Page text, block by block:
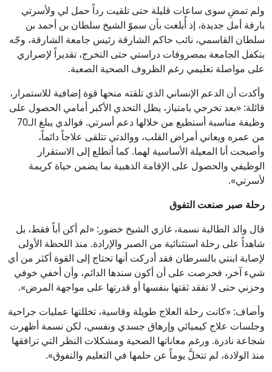
ولم تمضِ سوى ساعات قليلة حتى تلقيت رداً حمل لي ولأسرتي
بارقة أمل جديدة، إذ أُبلغت بأن سموّ الشيخ سلطان بن أحمد بن
سلطان القاسمي، نائب حاكم الشارقة رئيس جامعة الشارقة، وجّه
بتكفل الجامعة بمصروفات دراستي حتى التخرج، تقديراً لإصراري
على مواصلة تعليمي رغم الظروف الصحية الصعبة.
وأكدت أن الدعم الإنساني الذي تلقته منحها قوة إضافية للاستمرار،
قائلة: «بعد تخرجي بامتياز، يظل التحدي الأكبر أمامي الحصول على
وظيفة مناسبة أستطيع من خلالها دعم أسرتي. فوالدي يبلغ الـ70
من عمره ويعاني أمراض القلب، ووالدتي تتلقى علاجاً دائماً،
وأصبحت أنا المعيلة الأساسية لهما. كما أتطلع إلى الاستقرار
الوظيفي والحصول على الإقامة الذهبية بما يضمن حياة كريمة
لأسرتي».
رحلة صبر صنعت التفوق
قال والد الطالبة نسمة، غازي الشيخ خضور: «لم أكن أباً فقط، بل
شاهداً على رحلة استثنائية من الصبر والإرادة. منذ اللحظة الأولى
لإصابة ابنتي بالسرطان فقد أدركت أنها تحتاج إلى القوة أكثر من أي
شيء آخر، فحرصت على أن أكون سندها الدائم، وأن أخفي خوفي
وحزني حتى لا تفقد ثقتها بنفسها أو قدرتها على مواجهة المرض».
وأضاف: «كانت رحلة العلاج طويلة وقاسية، تخللتها عمليات جراحية
وجلسات علاج كيميائي وإرهاق جسدي ونفسي، لكن نسمة أظهرت
شجاعة نادرة. ورغم معاناتها الصحية ومشكلات النظر التي ترافقها
منذ الولادة، لم تتخلَّ يوماً عن حلمها في التعليم والتفوق».